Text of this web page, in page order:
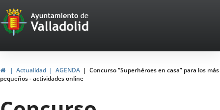
Portal
Web
del
Ayuntamiento
de
HomeActualidad AGENDA
Concurso “Superhéroes en casa” para los más
pequeños - actividades online